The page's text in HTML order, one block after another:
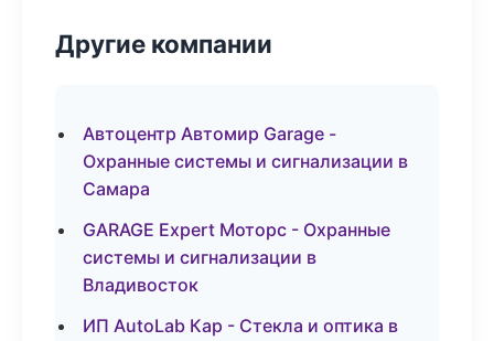
Другие компании
Автоцентр Автомир Garage -
Охранные системы и сигнализации в
Самара
GARAGE Expert Моторс - Охранные
системы и сигнализации в
Владивосток
ИП AutoLab Кар - Стекла и оптика в